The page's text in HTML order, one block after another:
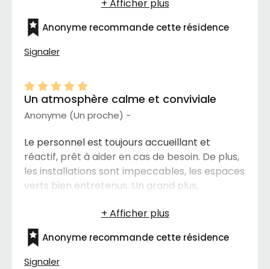
les besoins individuels des résidents et
s'assurent que chacun se sente à l'aise et
respecté.
Anonyme recommande cette résidence
Signaler
Un atmosphère calme et conviviale
Anonyme (Un proche) -
Le personnel est toujours accueillant et
réactif, prêt à aider en cas de besoin. De plus,
les installations sont impeccables, les espaces
verts bien entretenus. Un grand plus,
dans cette résidence. C'est un endroit idéal
pour se sentir chez soi, que ce soit pour une
courte ou longue durée.
Anonyme recommande cette résidence
Signaler